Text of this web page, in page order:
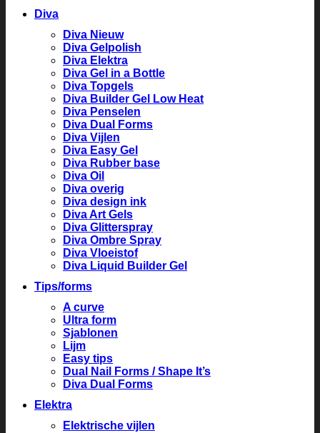
Diva
Diva Nieuw
Diva Gelpolish
Diva Elektra
Diva Gel in a Bottle
Diva Topgels
Diva Builder Gel Low Heat
Diva Penselen
Diva Dual Forms
Diva Vijlen
Diva Easy Gel
Diva Rubber base
Diva Oil
Diva overig
Diva design ink
Diva Art Gels
Diva Glitterspray
Diva Ombre Spray
Diva Vloeistof
Diva Liquid Builder Gel
Tips/forms
A curve
Ultra form
Sjablonen
Lijm
Easy tips
Dual Nail Forms / Shape It’s
Diva Dual Forms
Elektra
Elektrische vijlen